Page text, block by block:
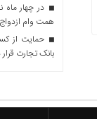
همت وام
حمایت از
بانک تجارت قرار